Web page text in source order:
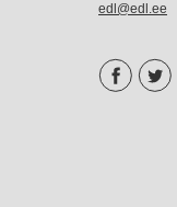
edl@edl.ee